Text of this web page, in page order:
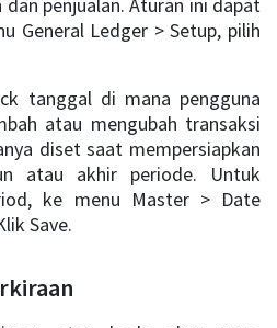
General Ledger > Setup, pilih
tanggal di mana pengguna
atau mengubah transaksi
diset saat mempersiapkan
atau akhir periode. Untuk
ke menu Master > Date
Save.